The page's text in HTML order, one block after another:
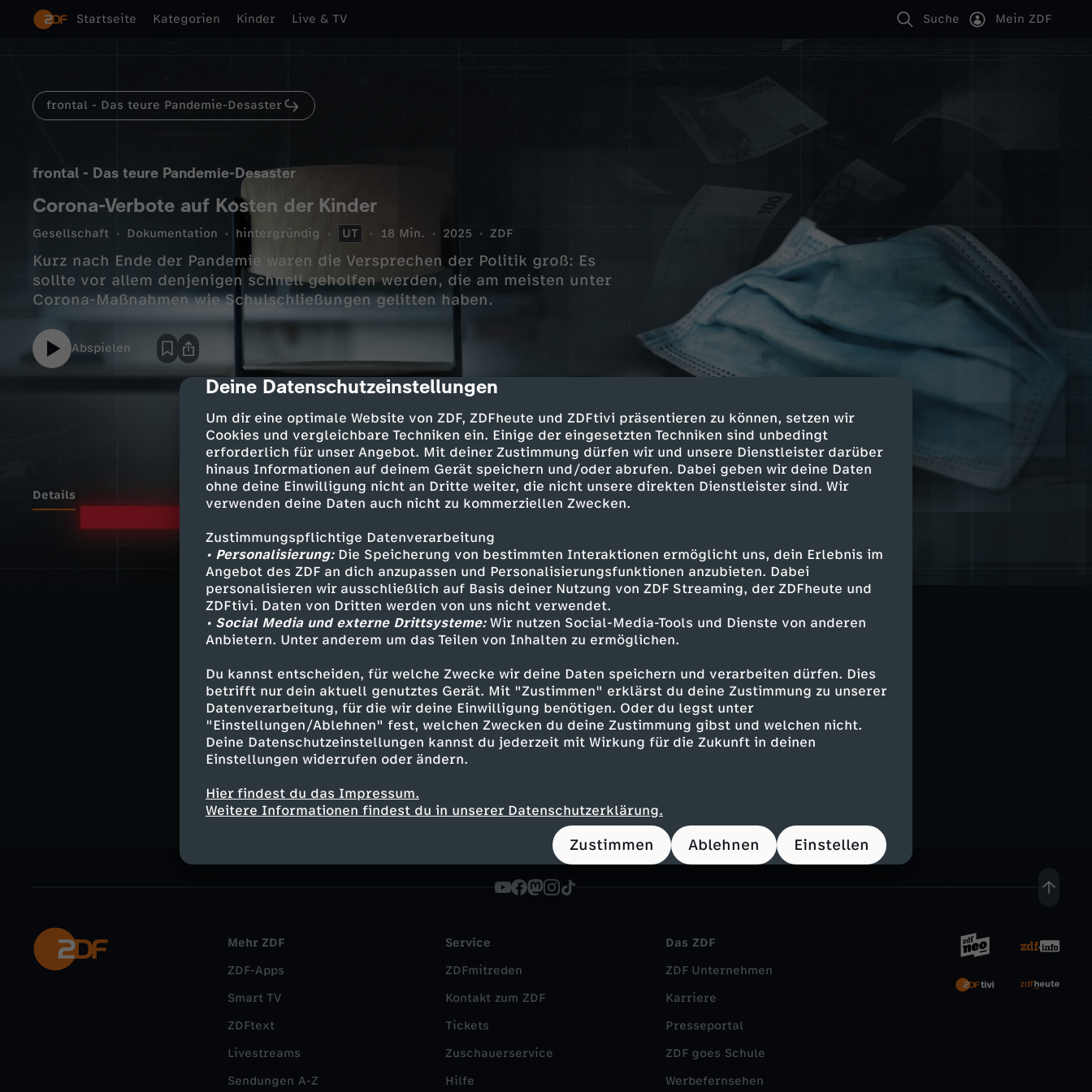
cmp-dialog-description
Deine Datenschutzeinstellungen
Um dir eine optimale Website von ZDF, ZDFheute und ZDFtivi präsentieren zu können, setzen wir
Cookies und vergleichbare Techniken ein. Einige der eingesetzten Techniken sind unbedingt
erforderlich für unser Angebot. Mit deiner Zustimmung dürfen wir und unsere Dienstleister darüber
hinaus Informationen auf deinem Gerät speichern und/oder abrufen. Dabei geben wir deine Daten
ohne deine Einwilligung nicht an Dritte weiter, die nicht unsere direkten Dienstleister sind. Wir
verwenden deine Daten auch nicht zu kommerziellen Zwecken.
Zustimmungspflichtige Datenverarbeitung
• Personalisierung:Die Speicherung von bestimmten Interaktionen ermöglicht uns, dein Erlebnis im
Angebot des ZDF an dich anzupassen und Personalisierungsfunktionen anzubieten. Dabei
personalisieren wir ausschließlich auf Basis deiner Nutzung von ZDF Streaming, der ZDFheute und
ZDFtivi. Daten von Dritten werden von uns nicht verwendet.
• Social Media und externe Drittsysteme:Wir nutzen Social-Media-Tools und Dienste von anderen
Anbietern. Unter anderem um das Teilen von Inhalten zu ermöglichen.
Du kannst entscheiden, für welche Zwecke wir deine Daten speichern und verarbeiten dürfen. Dies
betrifft nur dein aktuell genutztes Gerät. Mit "Zustimmen" erklärst du deine Zustimmung zu unserer
Datenverarbeitung, für die wir deine Einwilligung benötigen. Oder du legst unter
"Einstellungen/Ablehnen" fest, welchen Zwecken du deine Zustimmung gibst und welchen nicht.
Deine Datenschutzeinstellungen kannst du jederzeit mit Wirkung für die Zukunft in deinen
Einstellungen widerrufen oder ändern.
Hier findest du das Impressum.
Weitere Informationen findest du in unserer Datenschutzerklärung.
Zustimmen Ablehnen Einstellen
Startseite Kategorien Kinder Live & TV Suche Mein ZDF
frontal - Das teure Pandemie-Desaster
frontal - Das teure Pandemie-Desaster
Corona-Verbote auf Kosten der Kinder
Gesellschaft Dokumentation hintergründig UT 18 Min. 2025 ZDF
Kurz nach Ende der Pandemie waren die Versprechen der Politik groß: Es
sollte vor allem denjenigen schnell geholfen werden, die am meisten unter
Corona-Maßnahmen wie Schulschließungen gelitten haben.
Abspielen
Details
Mehr Psychotherapieplätze für Kinder und Jugendliche wurden angekündigt.
Zudem sollte geklärt werden, ob es Lücken in der Versorgung von Kindern
gibt. Doch wie sieht es fünf Jahre danach aus? Sind die Versprechen eingelöst
worden?
Ähnliche Inhalte entdecken
Gesellschaft Dokumentation hintergründig
Untertitel
frontal - Das teure Pandemie-Desaster
Mehr ZDF
ZDF-Apps
Smart TV
ZDFtext
Livestreams
Sendungen A-Z
Service
ZDFmitreden
Kontakt zum ZDF
Tickets
Zuschauerservice
Hilfe
Das ZDF
ZDF Unternehmen
Karriere
Presseportal
ZDF goes Schule
Werbefernsehen